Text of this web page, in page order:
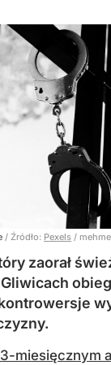
/ Źródło: Pexels /
zaorał
3-miesięcznym